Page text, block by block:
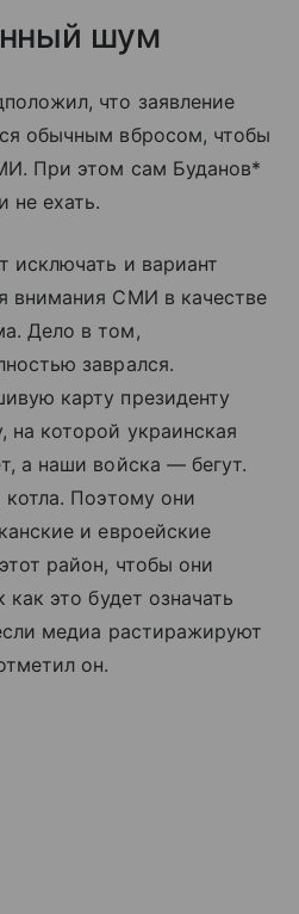
шум
что заявление
обычным вбросом, чтобы
При этом сам Буданов*
не ехать.
исключать и вариант
внимания СМИ в качестве
Дело в том,
заврался.
карту президенту
которой украинская
а наши войска — бегут.
Поэтому они
и евроейские
район, чтобы они
это будет означать
медиа растиражируют
он.